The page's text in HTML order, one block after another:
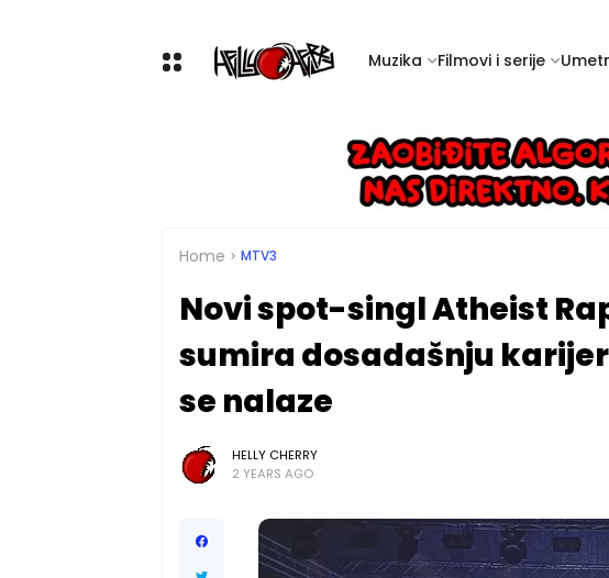
Muzika Filmovi i serije
Home MTV3
Novi spot-singl Atheist
sumira dosadašnju
se nalaze
HELLY CHERRY
2 YEARS AGO